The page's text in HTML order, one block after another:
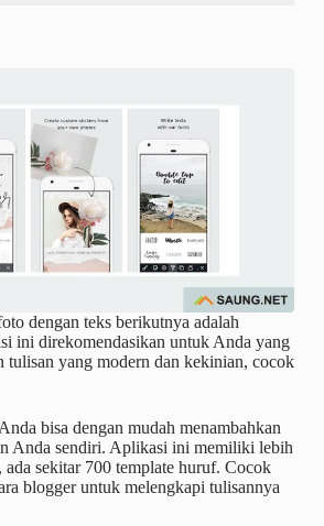
dengan teks berikutnya adalah
ini direkomendasikan untuk Anda yang
tulisan yang modern dan kekinian, cocok
bisa dengan mudah menambahkan
Anda sendiri. Aplikasi ini memiliki lebih
sekitar 700 template huruf. Cocok
blogger untuk melengkapi tulisannya